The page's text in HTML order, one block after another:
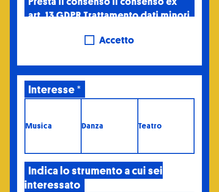
art. 13 GDPR Trattamento dati minori
Accetto
Interesse *
Musica Danza Teatro
Indica lo strumento a cui sei
interessato